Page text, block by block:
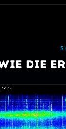
die